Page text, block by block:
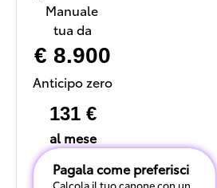
Manuale
tua da
€ 8.900
Anticipo zero
131 €
al mese
Pagala come preferisci